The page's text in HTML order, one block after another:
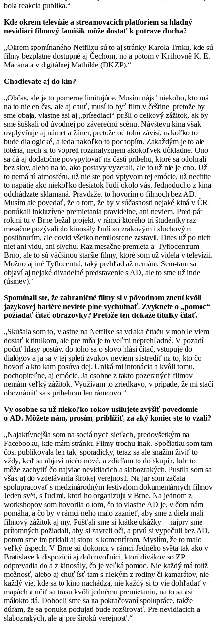
bola reakcia publika.“
Kde okrem televízie a streamovacích platforiem sa hladný
nevidiaci filmový fanúšik môže dostať k potrave ducha?
„Okrem spomínaného Netflixu sú to aj stránky Karola Trnku, kde sú
filmy bezplatne dostupné aj Čechom, no a potom v Knihovně K. E.
Macana a v digitálnej Mathilde (DKZP).“
Chodievate aj do kín?
„Občas, ale je to pomerne limitujúce. Musím nájsť niekoho, kto má
na to nielen čas, ale aj chuť, musí to byť film v češtine, pretože by
sme obaja, vlastne asi aj „prísediaci“ prišli o celkový zážitok, ak by
sme šuškali od úvodnej po záverečnú scénu. Návštevu kina však
ovplyvňuje aj námet a žáner, pretože od toho závisí, nakoľko to
bude dialogické, a teda nakoľko to pochopím. Zakaždým je to ale
lotéria, nech si to vopred rozanalyzujem akokoľvek dôkladne. Ono
sa dá aj dodatočne povypytovať na časti príbehu, ktoré sa odohrali
bez slov, alebo na to, ako postavy vyzerali, ale to už nie je ono. Už
to nemá tú atmosféru, už nie ste pod vplyvom tej emócie, už necítite
to napätie ako niekoľko desiatok ľudí okolo vás. Jednoducho z kina
odchádzate sklamaná. Pravdaže, to hovorím o filmoch bez AD.
Musím ale povedať, že o tom, že by v súčasnosti nejaké kiná v ČR
ponúkali inkluzívne premietania pravidelne, ani neviem. Pred pár
rokmi tu v Brne bežal projekt, v rámci ktorého tri študentky raz
mesačne pozývali do kinosály ľudí so zrakovým i sluchovým
postihnutím, ale covid všetko nemilosrdne zastavil. Dnes už po nich
niet ani vidu, ani slychu. Raz mesačne premieta aj Tyflocentrum
Brno, ale to sú väčšinou staršie filmy, ktoré som už videla v televízii.
Možno aj iné Tyflocentrá, taký prehľad až nemám. Sem-tam sa
objaví aj nejaké divadelné predstavenie s AD, ale to sme už inde
(úsmev).“
Spomínali ste, že zahraničné filmy si v pôvodnom znení kvôli
jazykovej bariére neviete plne vychutnať. Zvyknete o „pomoc“
požiadať čítač obrazovky? Pretože ten dokáže titulky čítať.
„Skúšala som to, vlastne na Netflixe sa vďaka čítaču v mobile viem
dostať k titulkom, ale pre mňa je to veľmi neprehľadné. V pozadí
počuť hlasy postáv, do toho sa o slovo hlási čítač, vstupuje do
dialógov a ja sa v tej spleti zvukov neviem sústrediť na to, kto čo
hovorí a kto kam posúva dej. Uniká mi intonácia a kvôli tomu,
pochopiteľne, aj emócie. Ja osobne z takto pozeraných filmov
nemám veľký zážitok. Využívam to zriedkavo, v prípade, že mi stačí
oboznámiť sa s príbehom len rámcovo.“
Vy osobne sa už niekoľko rokov usilujete zvýšiť povedomie
o AD. Môžete nám, prosím, priblížiť, za aký koniec ste to vzali?
„Najaktívnejšia som na sociálnych sieťach, predovšetkým na
Facebooku, kde mám stránku Filmy trochu inak. Spočiatku som tam
čosi publikovala len tak, sporadicky, teraz sa ale snažím živiť to
vždy, keď sa objaví niečo nové, a zdieľam to do skupín, kde to
môže zachytiť čo najviac nevidiacich a slabozrakých. Pustila som sa
však aj do vzdelávania širokej verejnosti. Na jar som začala
spolupracovať s medzinárodným festivalom dokumentárnych filmov
Jeden svět, s ľuďmi, ktorí ho organizujú v Brne. Na jednom z
workshopov som hovorila o tom, čo to vlastne AD je, v čom nám
pomáha, a čo by v rámci neho malo zaznieť, aby sme z diela mali
filmový zážitok aj my. Púšťali sme si krátke ukážky – najprv sme
prítomných požiadali, aby si zavreli oči, a prvú si vypočuli bez AD,
potom sme im pridali aj stopu s komentárom. Myslím, že to malo
veľký úspech. V Brne sú dokonca v rámci Jedného světa tak ako v
Bratislave k dispozícii aj dobrovoľníci, ktorí divákov so ZP
odprevadia do a z kinosály, čo je veľká pomoc. Nie každý má totiž
možnosť, alebo aj chuť ísť tam s niekým z rodiny či kamarátov, nie
každý vie, kde sa to kino nachádza, nie každý si to vie dohľadať v
mapách a učiť sa trasu kvôli jednému premietaniu, na to sa asi
málokto dá. Dohodli sme sa na pokračovaní spolupráce, takže
dúfam, že sa ponuka podujatí bude rozširovať. Pre nevidiacich a
slabozrakých, ale aj pre širokú verejnosť.“